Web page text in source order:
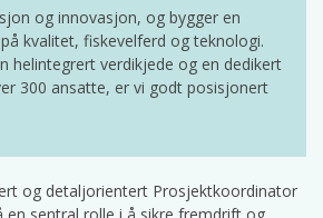
og innovasjon, og bygger en
kvalitet, fiskevelferd og teknologi.
helintegrert verdikjede og en dedikert
300 ansatte, er vi godt posisjonert
og detaljorientert Prosjektkoordinator
en sentral rolle i å sikre fremdrift og